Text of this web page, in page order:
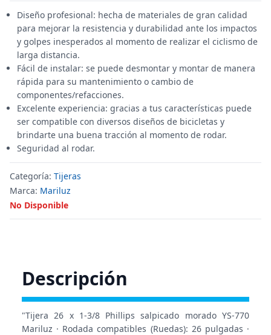
Diseño profesional: hecha de materiales de gran calidad
para mejorar la resistencia y durabilidad ante los impactos
y golpes inesperados al momento de realizar el ciclismo de
larga distancia.
Fácil de instalar: se puede desmontar y montar de manera
rápida para su mantenimiento o cambio de
componentes/refacciones.
Excelente experiencia: gracias a tus características puede
ser compatible con diversos diseños de bicicletas y
brindarte una buena tracción al momento de rodar.
Seguridad al rodar.
Categoría: Tijeras
Marca: Mariluz
No Disponible
Descripción
"Tijera 26 x 1-3/8 Phillips salpicado morado YS-770
Mariluz · Rodada compatibles (Ruedas): 26 pulgadas ·